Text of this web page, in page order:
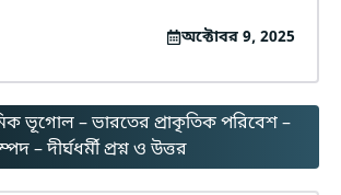
অক্টোবর 9, 2025
ভূগোল – ভারতের প্রাকৃতিক পরিবেশ –
– দীর্ঘধর্মী প্রশ্ন ও উত্তর